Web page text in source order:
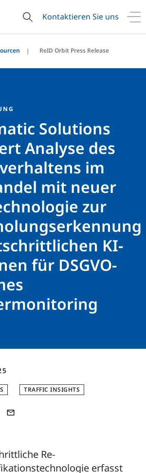
Kontaktieren Sie uns
ReID Orbit Press Release
Solutions
Analyse des
im
mit neuer
zur
KI-
für DSGVO-
TRAFFIC INSIGHTS
Re-
erfasst